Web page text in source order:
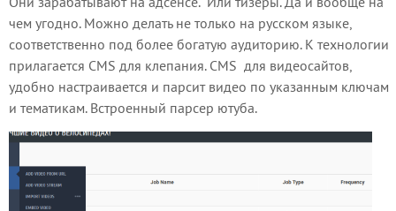
чем угодно. Можно делать не только на русском языке,
соответственно под более богатую аудиторию. К технологии
прилагается CMS для клепания. CMS для видеосайтов,
удобно настраивается и парсит видео по указанным ключам
и тематикам. Встроенный парсер ютуба.